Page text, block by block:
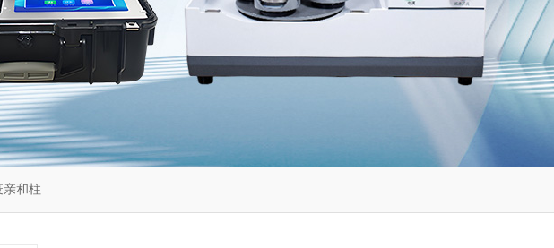
亲和柱